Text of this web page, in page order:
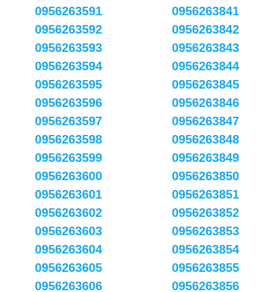
0956263591
0956263592
0956263593
0956263594
0956263595
0956263596
0956263597
0956263598
0956263599
0956263600
0956263601
0956263602
0956263603
0956263604
0956263605
0956263606
0956263841
0956263842
0956263843
0956263844
0956263845
0956263846
0956263847
0956263848
0956263849
0956263850
0956263851
0956263852
0956263853
0956263854
0956263855
0956263856